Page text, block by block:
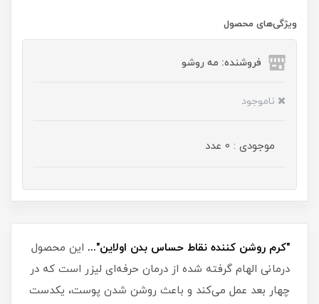
ویژگی‌های محصول
فروشنده: مه رو‌شو
ناموجود
موجودی : 0 عدد
"کرم روشن کننده نقاط حساس بدن اولاین"... این محصول
درمانی الهام گرفته شده از درمان حرفه‌ای لیزر است که در
چهار بعد عمل می‌کند و باعث روشن شدن پوست، یکدست